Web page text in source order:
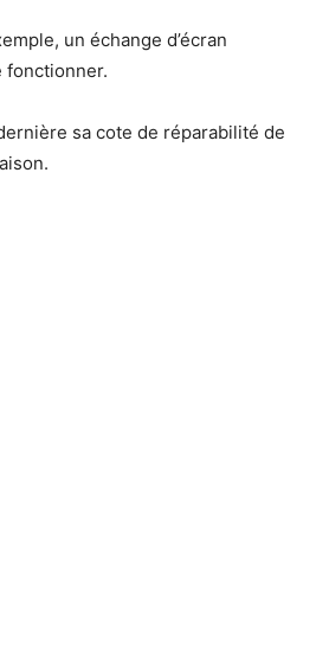
un échange d’écran
fonctionner.
sa cote de réparabilité de